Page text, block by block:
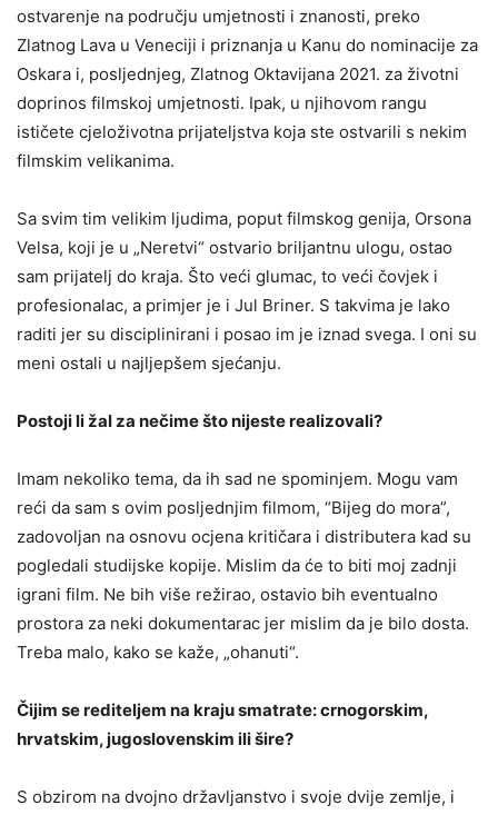
ostvarenje na području umjetnosti i znanosti, preko
Zlatnog Lava u Veneciji i priznanja u Kanu do nominacije za
Oskara i, posljednjeg, Zlatnog Oktavijana 2021. za životni
doprinos filmskoj umjetnosti. Ipak, u njihovom rangu
ističete cjeloživotna prijateljstva koja ste ostvarili s nekim
filmskim velikanima.
Sa svim tim velikim ljudima, poput filmskog genija, Orsona
Velsa, koji je u „Neretvi“ ostvario briljantnu ulogu, ostao
sam prijatelj do kraja. Što veći glumac, to veći čovjek i
profesionalac, a primjer je i Jul Briner. S takvima je lako
raditi jer su disciplinirani i posao im je iznad svega. I oni su
meni ostali u najljepšem sjećanju.
Postoji li žal za nečime što nijeste realizovali?
Imam nekoliko tema, da ih sad ne spominjem. Mogu vam
reći da sam s ovim posljednjim filmom, “Bijeg do mora”,
zadovoljan na osnovu ocjena kritičara i distributera kad su
pogledali studijske kopije. Mislim da će to biti moj zadnji
igrani film. Ne bih više režirao, ostavio bih eventualno
prostora za neki dokumentarac jer mislim da je bilo dosta.
Treba malo, kako se kaže, „ohanuti“.
Čijim se rediteljem na kraju smatrate: crnogorskim,
hrvatskim, jugoslovenskim ili šire?
S obzirom na dvojno državljanstvo i svoje dvije zemlje, i